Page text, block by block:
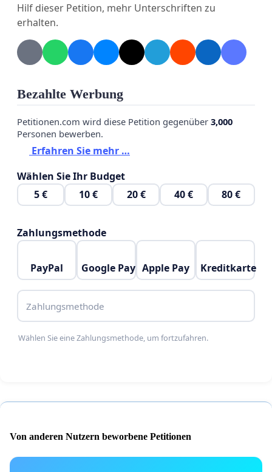
Hilf dieser Petition, mehr Unterschriften zu
erhalten.
Bezahlte Werbung
Petitionen.com wird diese Petition gegenüber 3,000
Personen bewerben.
Erfahren Sie mehr …
Wählen Sie Ihr Budget
5 €
10 € 20 € 40 € 80 €
Zahlungsmethode
PayPal Google Pay Apple Pay Kreditkarte
Zahlungsmethode
Wählen Sie eine Zahlungsmethode, um fortzufahren.
Von anderen Nutzern beworbene Petitionen